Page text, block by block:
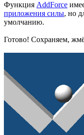
Функция AddForce
приложения силы, но
умолчанию.
Готово! Сохраняем,